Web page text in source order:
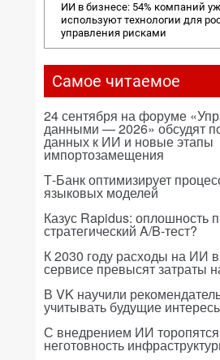
ИИ в бизнесе: 54% компаний
используют технологии для
управления рисками
Самое читаемое
24 сентября на форуме
данными — 2026» обсудят
данных к ИИ и новые этапы
импортозамещения
Т-Банк оптимизирует
языковых моделей
Казус Rapidus: оплошность
стратегический A/B-тест?
К 2030 году расходы на ИИ
сервисе превысят затраты
В VK научили
учитывать будущие
С внедрением ИИ
неготовность